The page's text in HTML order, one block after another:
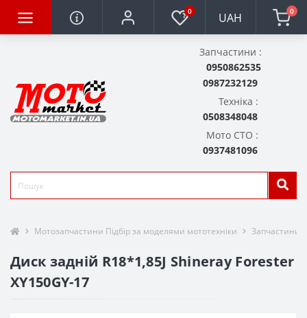
0 UAH 0
Запчастини :
0950862535
0987232129
Техніка :
0508348048
Мото СТО :
0937481096
Мотозапчастини Підбір за моделями мототехніки Запчастини
Диск задній R18*1,85J Shineray Forester
XY150GY-17